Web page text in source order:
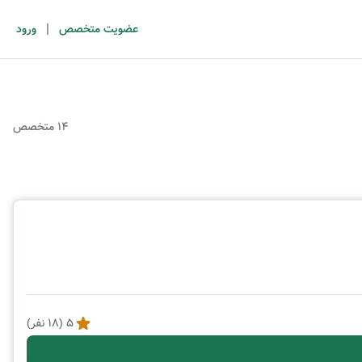
عضویت متخصص | ورود
14 متخصص
5
(
18 نفر)